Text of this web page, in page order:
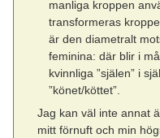
manliga kroppen
transformeras
är den diametralt
feminina: där blir i
kvinnliga ”själen” i
”könet/köttet”.
Jag kan väl inte annat
mitt förnuft och min